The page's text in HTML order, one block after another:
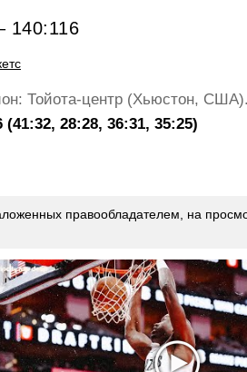
140:116
Тойота-центр (Хьюстон, США).
28:28, 36:31, 35:25)
правообладателем, на